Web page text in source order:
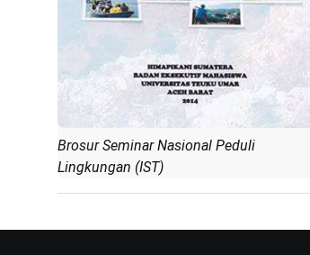
Brosur Seminar Nasional Peduli
Lingkungan (IST)